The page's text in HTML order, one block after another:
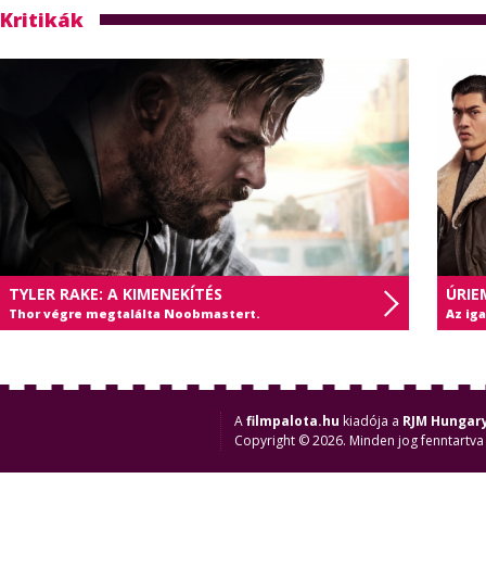
Kritikák
TYLER RAKE: A KIMENEKÍTÉS
Thor végre megtalálta Noobmastert. Az
Afilmpalota.hu kiadója a RJM
Copyright © 2026. Minden jog fenntartva